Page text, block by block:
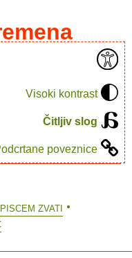
Visoki kontrast
Čitljiv slog
poveznice
knjiga.
ZVATI